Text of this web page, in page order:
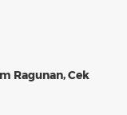
Ragunan, Cek